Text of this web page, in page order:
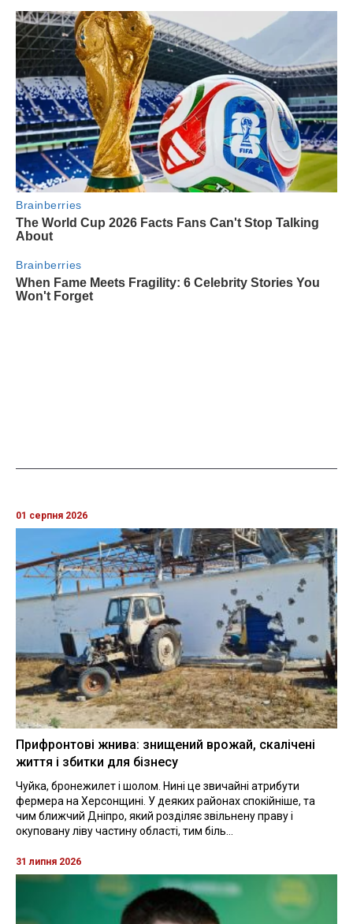
01 серпня 2026
Прифронтові жнива: знищений врожай, скалічені
життя і збитки для бізнесу
Чуйка, бронежилет і шолом. Нині це звичайні атрибути
фермера на Херсонщині. У деяких районах спокійніше, та
чим ближчий Дніпро, який розділяє звільнену праву і
окуповану ліву частину області, тим біль...
31 липня 2026